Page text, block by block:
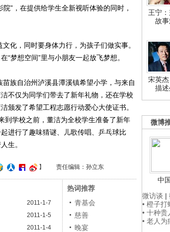
王宁
故
宋英杰
描
微博
中
微访谈 |
• 橙子打
• 十种
• 老人
”，在提供给学生全新视听体验的同时，
，同时要身体力行，为孩子们做实事。
梦想空间”里与小朋友一起放飞梦想。
族自治州泸溪县潭溪镇希望小学，与来自
不仅为同学们带去了新年礼物，还在学校
颁发了希望工程志愿行动爱心大使证书。
到学校之前，董洁为全校学生准备了新年
进行了趣味猜谜、儿歌传唱、乒乓球比
生。
】 责任编辑：孙立东
2011-1-7
2011-1-5
2011-1-4
热词推荐
青基会
慈善
晚宴